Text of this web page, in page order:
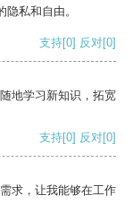
私和自由。
支持[0] 反对[0]
地学习新知识，拓宽
支持[0] 反对[0]
求，让我能够在工作